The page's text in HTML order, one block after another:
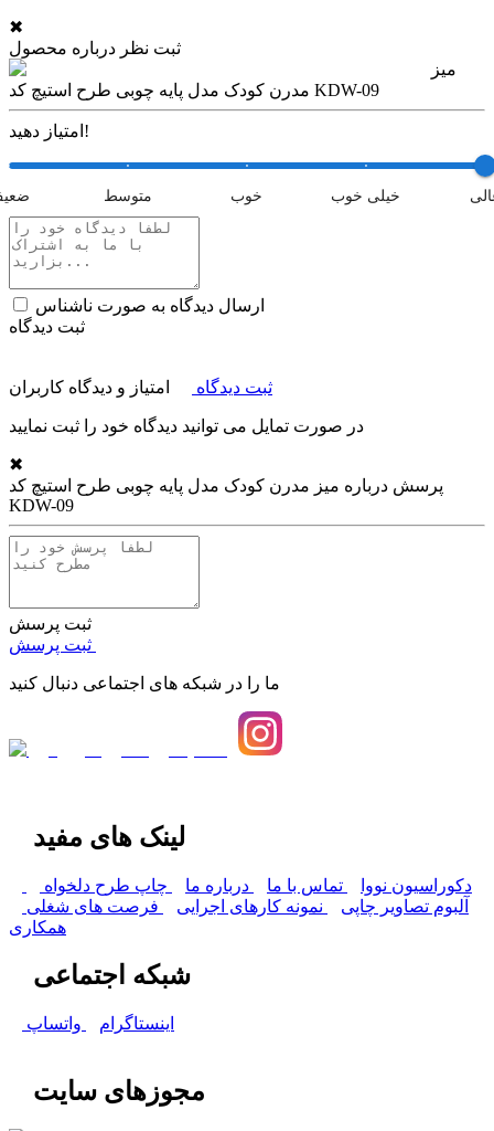
✖
ثبت نظر درباره محصول
میز
مدرن کودک مدل پایه چوبی طرح استیچ کد KDW-09
امتیاز دهید!
متوسط خوب خیلی خوب
ارسال دیدگاه به صورت ناشناس
ثبت دیدگاه
ثبت دیدگاه امتیاز و دیدگاه کاربران
در صورت تمایل می توانید دیدگاه خود را ثبت نمایید
✖
پرسش درباره میز مدرن کودک مدل پایه چوبی طرح استیچ کد
KDW-09
ثبت پرسش
ما را در شبکه های اجتماعی دنبال کنید
لینک های مفید
دکوراسیون نووا تماس با ما درباره ما
چاپ طرح دلخواه
آلبوم تصاویر چاپی
نمونه کارهای اجرایی
فرصت های شغلی
همکاری
شبکه اجتماعی
اینستاگرام واتساپ
مجوزهای سایت